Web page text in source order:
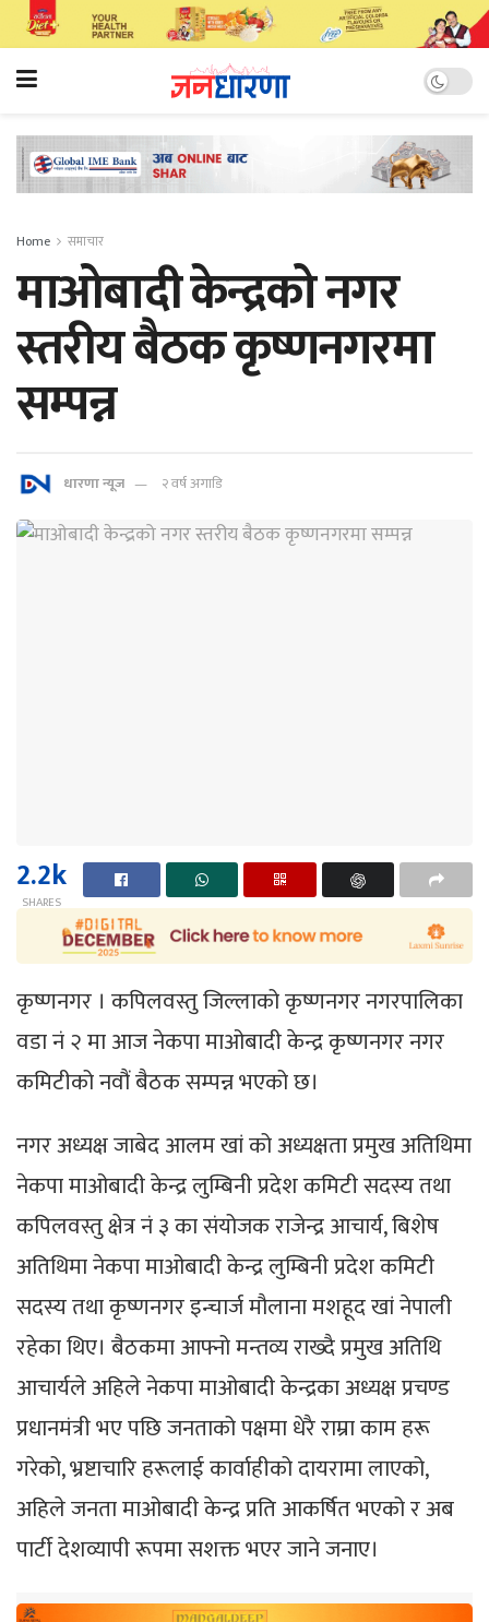
Home समाचार
माओबादी केन्द्रको नगर
स्तरीय बैठक कृष्णनगरमा
सम्पन्न
धारणा न्यूज २ वर्ष अगाडि
2.2k
SHARES
कृष्णनगर । कपिलवस्तु जिल्लाको कृष्णनगर नगरपालिका
वडा नं २ मा आज नेकपा माओबादी केन्द्र कृष्णनगर नगर
कमिटीको नवौं बैठक सम्पन्न भएको छ।
नगर अध्यक्ष जाबेद आलम खां को अध्यक्षता प्रमुख अतिथिमा
नेकपा माओबादी केन्द्र लुम्बिनी प्रदेश कमिटी सदस्य तथा
कपिलवस्तु क्षेत्र नं ३ का संयोजक राजेन्द्र आचार्य, बिशेष
अतिथिमा नेकपा माओबादी केन्द्र लुम्बिनी प्रदेश कमिटी
सदस्य तथा कृष्णनगर इन्चार्ज मौलाना मशहूद खां नेपाली
रहेका थिए। बैठकमा आफ्नो मन्तव्य राख्दै प्रमुख अतिथि
आचार्यले अहिले नेकपा माओबादी केन्द्रका अध्यक्ष प्रचण्ड
प्रधानमंत्री भए पछि जनताको पक्षमा धेरै राम्रा काम हरू
गरेको, भ्रष्टाचारि हरूलाई कार्वाहीको दायरामा लाएको,
अहिले जनता माओबादी केन्द्र प्रति आकर्षित भएको र अब
पार्टी देशव्यापी रूपमा सशक्त भएर जाने जनाए।